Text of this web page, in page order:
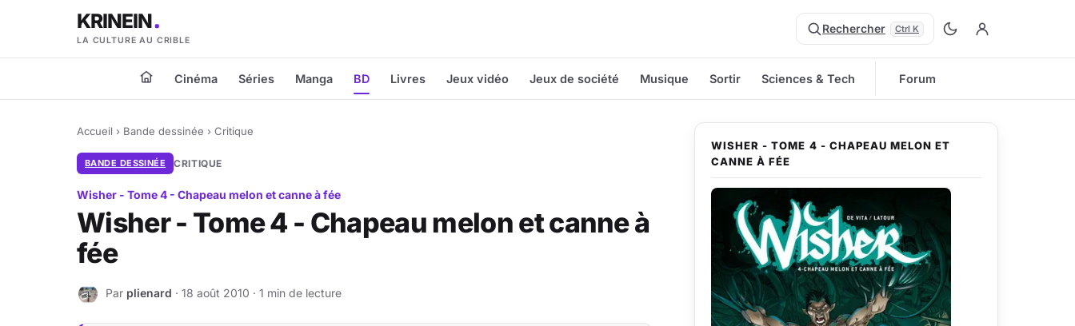
KRINEIN
LA CULTURE AU CRIBLE
Rechercher Ctrl K
Cinéma Séries Manga BD Livres Jeux vidéo Jeux de société Musique Sortir Sciences & Tech Forum
Accueil › Bande dessinée › Critique
BANDE DESSINÉE CRITIQUE
Wisher - Tome 4 - Chapeau melon et canne à fée
Wisher - Tome 4 - Chapeau melon et canne à
fée
P Par plienard · 18 août 2010 · 1 min de lecture
WISHER - TOME 4 - CHAPEAU MELON ET
CANNE À FÉE